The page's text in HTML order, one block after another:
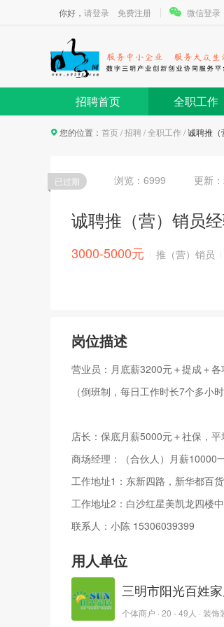
你好， 请登录 免费注册 微信登录
招聘首页 全职工作
您的位置： 首页/招聘/全职工作 /诚聘推（
已过期 浏览：6999 更新：
诚聘推（营）销员
3000-5000元 推（营）销员
岗位描述
营业员：月底薪3200元＋提成＋
（倒班制，每日工作时长7个多小
店长：保底月薪5000元＋社保，平
商场经理：（合伙人）月薪10000
工作地址1：东新四路，新华都百
工作地址2：白沙红星美凯龙四楼
联系人：小陈 15306039399
用人单位
三明市阳光百姓
个体商户 · 20 - 49人 · 装饰